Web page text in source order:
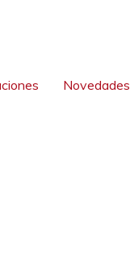
Novedades